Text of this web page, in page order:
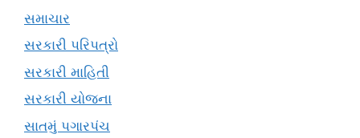
સમાચાર
સરકારી પરિપત્રો
સરકારી માહિતી
સરકારી યોજના
સાતમું પગારપંચ